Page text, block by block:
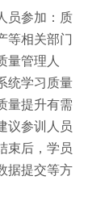
员参加：质
等相关部门
量管理人
统学习质量
量提升有需
议参训人员
束后，学员
据提交等方